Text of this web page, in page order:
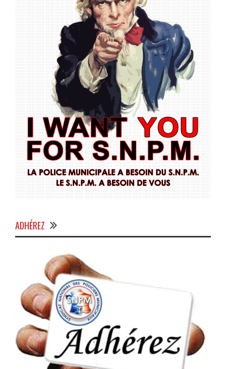
ADHÉREZ